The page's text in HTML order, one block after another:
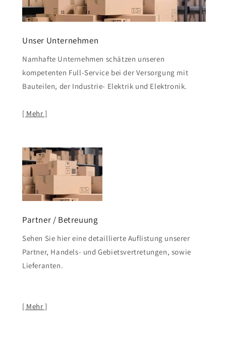
Unser Unternehmen
Namhafte Unternehmen schätzen unseren
kompetenten Full-Service bei der Versorgung mit
Bauteilen, der Industrie- Elektrik und Elektronik.
[ Mehr ]
Partner / Betreuung
Sehen Sie hier eine detaillierte Auflistung unserer
Partner, Handels- und Gebietsvertretungen, sowie
Lieferanten.
[ Mehr ]